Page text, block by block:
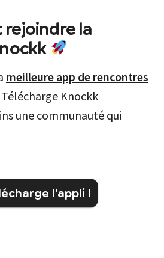
la
meilleure app de rencontres
Télécharge Knockk
une communauté qui
l’appli !